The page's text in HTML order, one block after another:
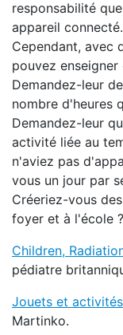
responsabilité
appareil
Cependant, avec
pouvez
Demandez-leur
nombre d'heures
Demandez-leur
activité liée au
n'aviez pas
vous un jour par
Créeriez-vous
foyer et à l'école ?
Children,
pédiatre
Jouets et
Martinko.